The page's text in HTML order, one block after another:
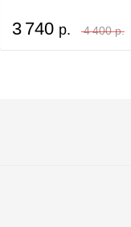
3 740 р. 4 400 р.